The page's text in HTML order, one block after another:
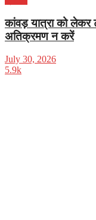
कांवड़ यात्रा को लेकर
अतिक्रमण न करें
July 30, 2026
5.9k